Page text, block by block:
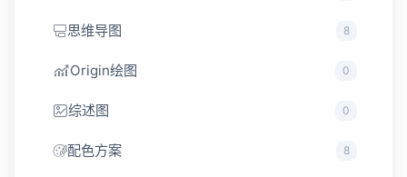
思维导图 8
Origin绘图 0
综述图 0
配色方案 8